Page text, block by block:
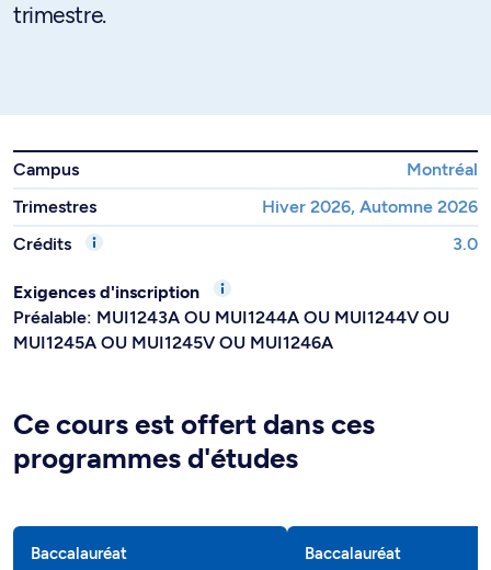
trimestre.
Campus
Montréal
Trimestres
Hiver 2026, Automne 2026
Crédits
3.0
Exigences d'inscription
Préalable: MUI1243A OU MUI1244A OU MUI1244V OU
MUI1245A OU MUI1245V OU MUI1246A
Ce cours est offert dans ces
programmes d'études
Baccalauréat Baccalauréat